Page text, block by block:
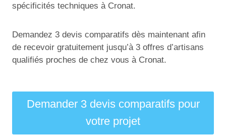
spécificités techniques à Cronat.
Demandez 3 devis comparatifs dès maintenant afin
de recevoir gratuitement jusqu’à 3 offres d’artisans
qualifiés proches de chez vous à Cronat.
Demander 3 devis comparatifs pour
votre projet